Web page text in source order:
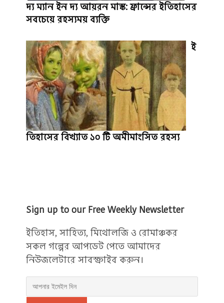
দ্য ম্যান ইন দ্য আয়রন মাস্ক: ফ্রান্সের ইতিহাসের
সবচেয়ে রহস্যময় ব্যক্তি
ই
তিহাসের বিখ্যাত ১০ টি অমীমাংসিত রহস্য
Sign up to our Free Weekly Newsletter
ইতিহাস, সাহিত্য, মিথোলজি ও রোমাঞ্চকর
সকল গল্পের আপডেট পেতে আমাদের
নিউজলেটারে সাবস্ক্রাইব করুন।